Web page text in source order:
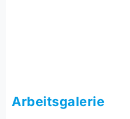
Arbeitsgalerie